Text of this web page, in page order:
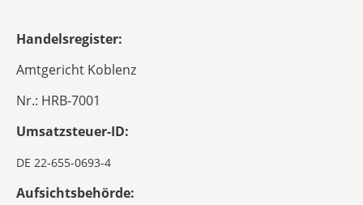
Handelsregister:
Amtgericht Koblenz
Nr.: HRB-7001
Umsatzsteuer-ID:
DE 22-655-0693-4
Aufsichtsbehörde: